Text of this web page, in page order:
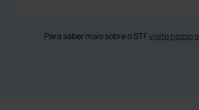
Para saber mais sobre o STFvisite nosso